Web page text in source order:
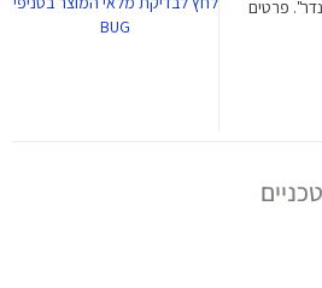
פרטים
BUG